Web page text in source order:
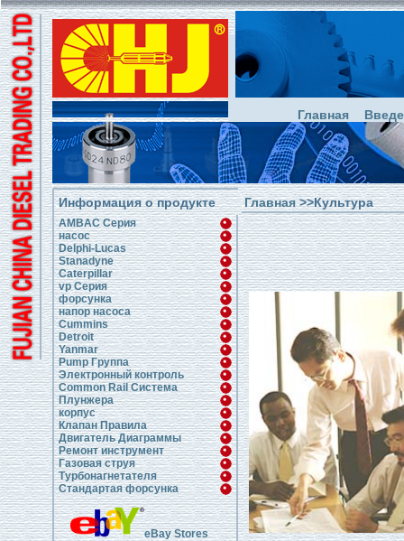
Главная
Информация о продукте
AMBAC Серия
насос
Delphi-Lucas
Stanadyne
Caterpillar
vp Серия
форсунка
напор насоса
Cummins
Detroit
Yanmar
Pump Группа
Электронный контроль
Common Rail Система
Плунжера
корпус
Клапан Правила
Двигатель Диаграммы
Ремонт инструмент
Газовая струя
Турбонагнетателя
Стандартая форсунка
eBay Stores
Главная>>Культура